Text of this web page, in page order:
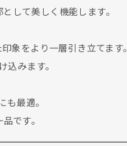
して美しく機能します。
象をより一層引き立てます。
みます。
最適。
です。